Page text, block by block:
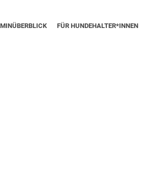
FÜR HUNDEHALTER*INNEN